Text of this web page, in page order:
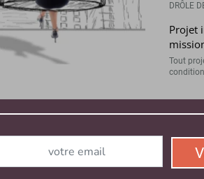
proportion de femmes de
Deux sièges titulaires et
femme pour chacun d’eux.
hommes, l’un en qualité
DRÔLE
Projet
Tout
CSE
ne
vous à notre newsletter